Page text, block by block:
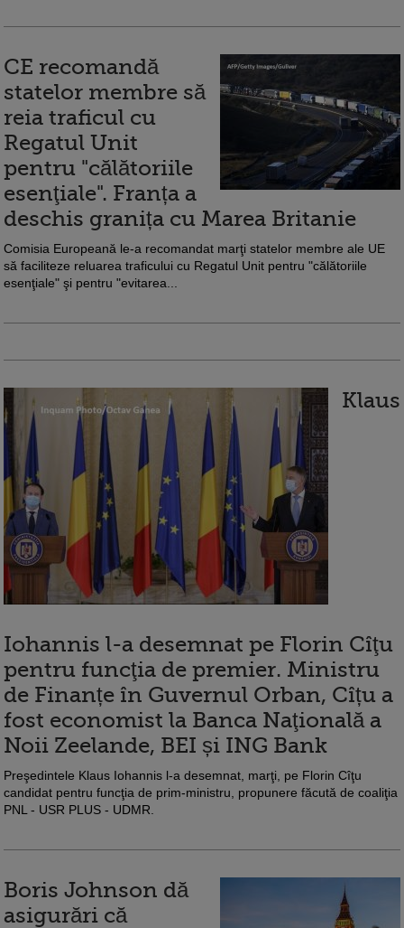
CE recomandă
statelor membre să
reia traficul cu
Regatul Unit
pentru "călătoriile
esenţiale". Franța a
deschis granița cu Marea Britanie
Comisia Europeană le-a recomandat marţi statelor membre ale UE
să faciliteze reluarea traficului cu Regatul Unit pentru "călătoriile
esenţiale" şi pentru "evitarea...
Klaus
Iohannis l-a desemnat pe Florin Cîţu
pentru funcţia de premier. Ministru
de Finanțe în Guvernul Orban, Cîțu a
fost economist la Banca Naţională a
Noii Zeelande, BEI și ING Bank
Preşedintele Klaus Iohannis l-a desemnat, marţi, pe Florin Cîţu
candidat pentru funcţia de prim-ministru, propunere făcută de coaliţia
PNL - USR PLUS - UDMR.
Boris Johnson dă
asigurări că